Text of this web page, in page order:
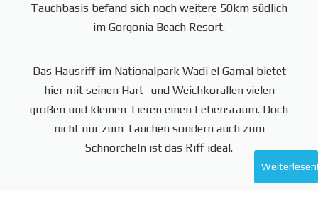
Tauchbasis befand sich noch weitere 50km südlich
im Gorgonia Beach Resort.
Das Hausriff im Nationalpark Wadi el Gamal bietet
hier mit seinen Hart- und Weichkorallen vielen
großen und kleinen Tieren einen Lebensraum. Doch
nicht nur zum Tauchen sondern auch zum
Schnorcheln ist das Riff ideal.
Weiterlesen!